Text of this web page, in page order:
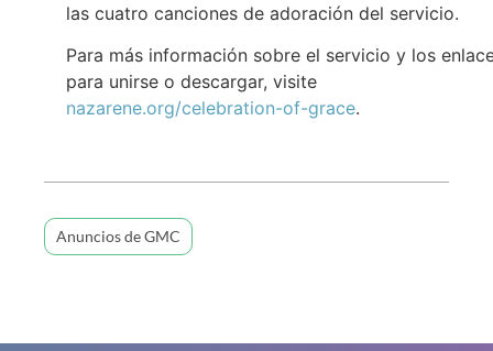
las cuatro canciones de adoración del servicio.
Para más información sobre el servicio y los
para unirse o descargar, visite
nazarene.org/celebration-of-grace.
Anuncios de GMC